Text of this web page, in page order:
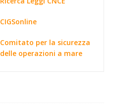
CIGSonline
Comitato per la sicurezza
delle operazioni a mare